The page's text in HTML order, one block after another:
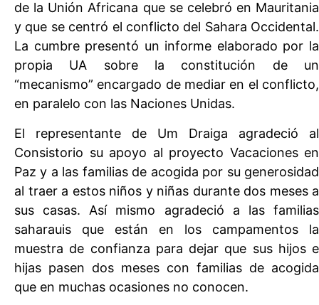
de la Unión Africana que se celebró en Mauritania
y que se centró el conflicto del Sahara Occidental.
La cumbre presentó un informe elaborado por la
propia UA sobre la constitución de un
“mecanismo” encargado de mediar en el conflicto,
en paralelo con las Naciones Unidas.
El representante de Um Draiga agradeció al
Consistorio su apoyo al proyecto Vacaciones en
Paz y a las familias de acogida por su generosidad
al traer a estos niños y niñas durante dos meses a
sus casas. Así mismo agradeció a las familias
saharauis que están en los campamentos la
muestra de confianza para dejar que sus hijos e
hijas pasen dos meses con familias de acogida
que en muchas ocasiones no conocen.